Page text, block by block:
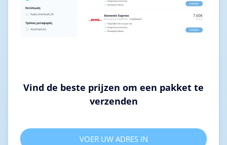
Vind de beste prijzen om een pakket te
verzenden
VOER UW ADRES IN